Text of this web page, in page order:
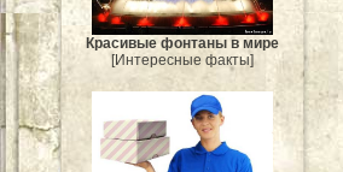
Красивые фонтаны в мире
[Интересные факты]